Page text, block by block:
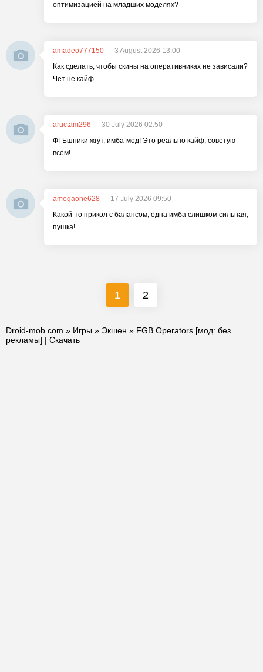
оптимизацией на младших моделях?
amadeo777150
3 August 2026 13:00
Как сделать, чтобы скины на оперативниках не зависали?
Чет не кайф.
aructam296
30 July 2026 02:50
ФГБшники жгут, имба-мод! Это реально кайф, советую
всем!
amegaone628
17 July 2026 09:50
Какой-то прикол с балансом, одна имба слишком сильная,
пушка!
1 2
Droid-mob.com » Игры » Экшен » FGB Operators [мод: без
рекламы] | Скачать